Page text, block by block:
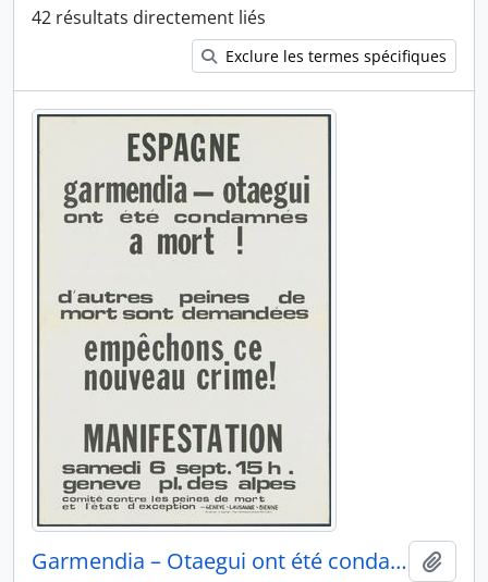
42 résultats directement liés
Exclure les termes spécifiques
Garmendia – Otaegui ont été condamnés à mort !